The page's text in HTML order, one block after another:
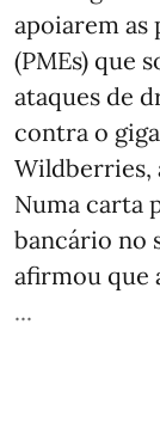
apoiarem as
(PMEs) que
ataques de
contra o
Wildberries,
Numa carta
bancário no
afirmou que
...